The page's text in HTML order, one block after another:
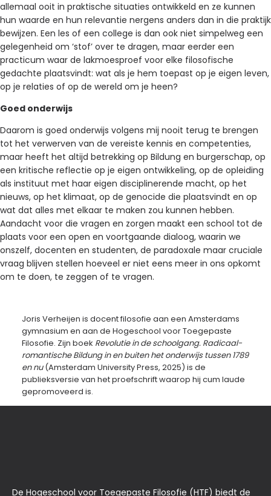
allemaal ooit in praktische situaties ontwikkeld en ze kunnen
hun waarde en hun relevantie nergens anders dan in die praktijk
bewijzen. Een les of een college is dan ook niet simpelweg een
gelegenheid om ‘stof’ over te dragen, maar eerder een
practicum waar de lakmoesproef voor elke filosofische
gedachte plaatsvindt: wat als je hem toepast op je eigen leven,
op je relaties of op de wereld om je heen?
Goed onderwijs
Daarom is goed onderwijs volgens mij nooit terug te brengen
tot het verwerven van de vereiste kennis en competenties,
maar heeft het altijd betrekking op Bildung en burgerschap, op
een kritische reflectie op je eigen ontwikkeling, op de opleiding
als instituut met haar eigen disciplinerende macht, op het
nieuws, op het klimaat, op de genocide die plaatsvindt en op
wat dat alles met elkaar te maken zou kunnen hebben.
Aandacht voor die vragen en zorgen maakt een school tot de
plaats voor een open en voortgaande dialoog, waarin we
onszelf, docenten en studenten, de paradoxale maar cruciale
vraag blijven stellen hoeveel er niet eens meer in ons opkomt
om te doen, te zeggen of te vragen.
Joris Verheijen is docent filosofie aan een Amsterdams
gymnasium en aan de Hogeschool voor Toegepaste
Filosofie. Zijn boek Revolutie in de schoolgang. Radicaal-
romantische Bildung in en buiten het onderwijs tussen 1789
en nu(Amsterdam University Press, 2025) is de
publieksversie van het proefschrift waarop hij cum laude
gepromoveerd is.
De Hogeschool voor Toegepaste Filosofie (HTF) biedt de